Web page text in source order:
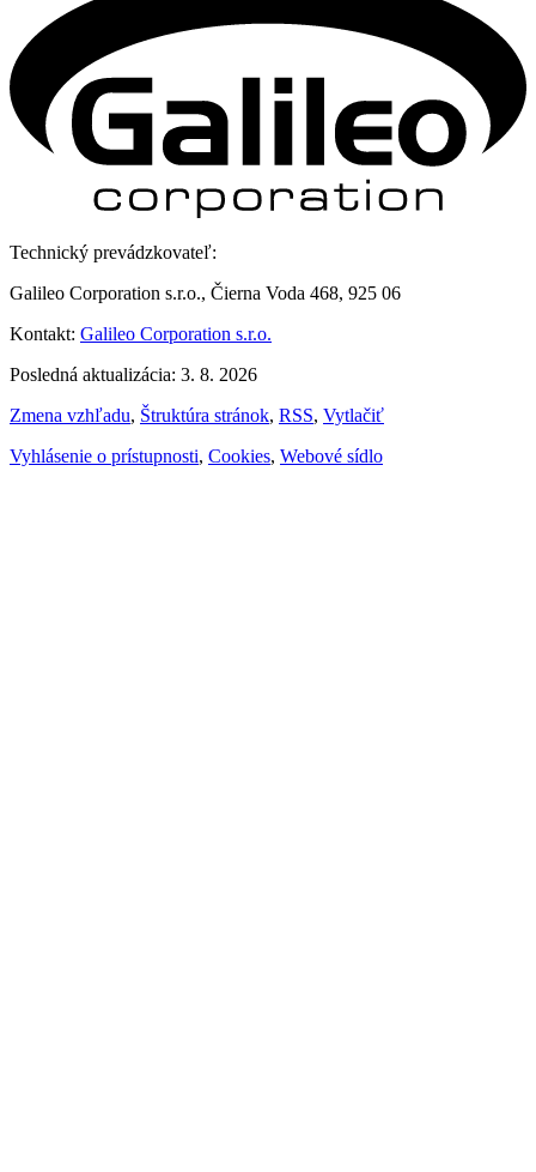
Technický prevádzkovateľ:
Galileo Corporation s.r.o., Čierna Voda 468, 925 06
Kontakt: Galileo Corporation s.r.o.
Posledná aktualizácia: 3. 8. 2026
Zmena vzhľadu, Štruktúra stránok, RSS, Vytlačiť
Vyhlásenie o prístupnosti, Cookies, Webové sídlo